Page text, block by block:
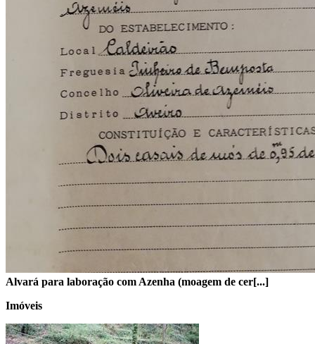
Alvará para laboração com Azenha (moagem de cer[...]
Imóveis